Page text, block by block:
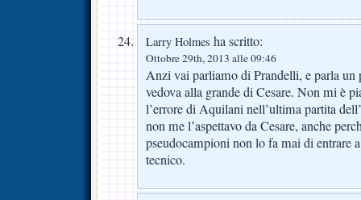
Larry Holmes ha scritto:
Ottobre 29th, 2013 alle 09:46
Anzi vai parliamo di Prandelli, e parla un
vedova alla grande di Cesare. Non mi è
l’errore di Aquilani nell’ultima partita
non me l’aspettavo da Cesare, anche
pseudocampioni non lo fa mai di entrare
tecnico.